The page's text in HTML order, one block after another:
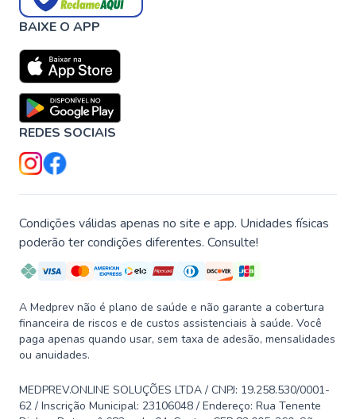
BAIXE O APP
REDES SOCIAIS
Condições válidas apenas no site e app. Unidades físicas
poderão ter condições diferentes. Consulte!
A Medprev não é plano de saúde e não garante a cobertura
financeira de riscos e de custos assistenciais à saúde. Você
paga apenas quando usar, sem taxa de adesão, mensalidades
ou anuidades.
MEDPREV.ONLINE SOLUÇÕES LTDA / CNPJ: 19.258.530/0001-
62 / Inscrição Municipal: 23106048 / Endereço: Rua Tenente